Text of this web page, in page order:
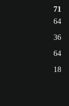
71
64
36
64
18